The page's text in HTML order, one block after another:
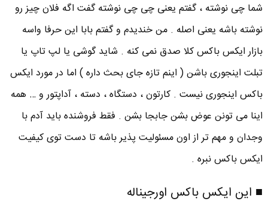
شما چی نوشته ، گفتم یعنی چی چی نوشته گفت اگه فلان چیز رو
نوشته باشه یعنی اصله . من خندیدم و گفتم بابا این حرفا واسه
بازار ایکس باکس کلا صدق نمی کنه . شاید گوشی یا لپ تاپ یا
تبلت اینجوری باشن ( اینم تازه جای بحث داره ) اما در مورد ایکس
باکس اینجوری نیست . کارتون ، دستگاه ، دسته ، آداپتور و … همه
اینا می تونن عوض بشن جابجا بشن . فقط فروشنده باید آدم با
وجدان و مهم تر از اون مسئولیت پذیر باشه تا دست توی کیفیت
ایکس باکس نبره .
■ این ایکس باکس اورجیناله